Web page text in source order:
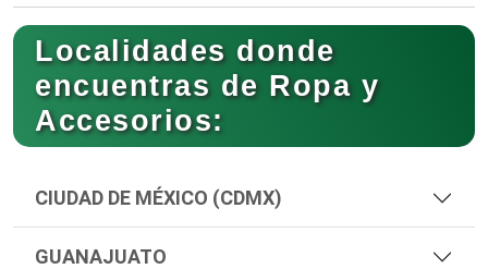
Localidades donde
encuentras de Ropa y
Accesorios:
CIUDAD DE MÉXICO (CDMX)
GUANAJUATO